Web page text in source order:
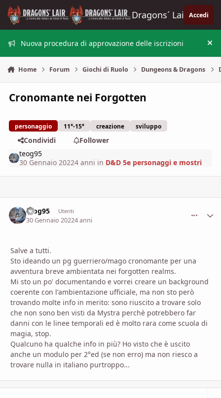
Vai al contenuto
Dragons´ Lair Accedi
Nuova procedura di approvazione delle iscrizioni
Home Forum Giochi di Ruolo Dungeons & Dragons
Cronomante nei Forgotten
personaggio 11°-15° creazione sviluppo
Condividi
Follower
teog95
30 Gennaio 20224 anni in D&D 5e personaggi e mostri
teog95 Utenti
30 Gennaio 20224 anni
Salve a tutti.
Sto ideando un pg guerriero/mago cronomante per una
avventura breve ambientata nei forgotten realms.
Mi sto un po' documentando e vorrei creare un background
coerente con l'ambientazione ufficiale, ma non sto però
trovando molte info in merito: sono riuscito a trovare solo
che non sono ben visti da Mystra perchè potrebbero far
danni con le linee temporali ed è molto rara come scuola di
magia, stop.
Qualcuno ha qualche info in più? Ho visto che è uscito
anche un modulo per 2°ed (se non erro) ma non riesco a
trovare nulla in italiano purtroppo...